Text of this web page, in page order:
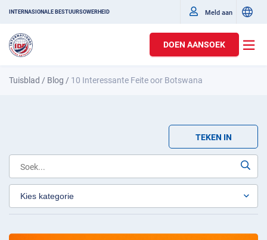
INTERNASIONALE BESTUURSOWERHEID Meld aan
DOEN AANSOEK
Tuisblad / Blog / 10 Interessante Feite oor Botswana
TEKEN IN